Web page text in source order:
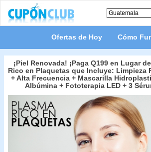
Ofertas de Hoy Cómo
¡Piel Renovada! ¡Paga Q199 en Lugar
Rico en Plaquetas que Incluye: Limpieza
+ Alta Frecuencia + Mascarilla
Albúmina + Fototerapia LED + 3